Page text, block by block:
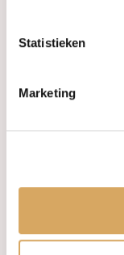
Statistieken
Marketing